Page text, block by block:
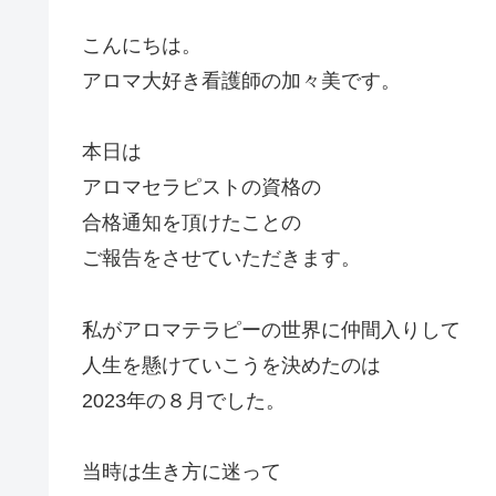
こんにちは。
アロマ大好き看護師の加々美です。
本日は
アロマセラピストの資格の
合格通知を頂けたことの
ご報告をさせていただきます。
私がアロマテラピーの世界に仲間入りして
人生を懸けていこうを決めたのは
2023年の８月でした。
当時は生き方に迷って